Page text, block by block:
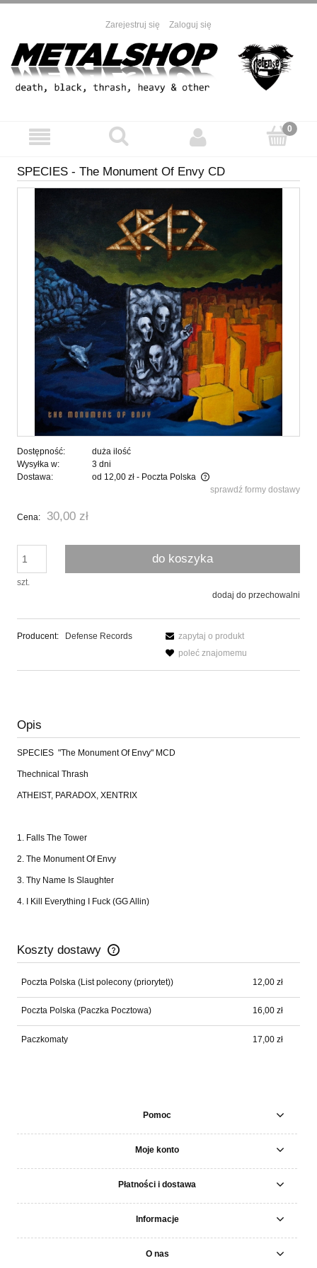
Zarejestruj się Zaloguj się
SPECIES - The Monument Of Envy CD
Dostępność:
duża ilość
Wysyłka w:
3 dni
Dostawa:
od 12,00 zł - Poczta Polska
Cena nie zawiera ewentualnych kosztów płatnościsprawdź formy dostawy
Cena: 30,00 zł
szt.
do koszyka
dodaj do przechowalni
Producent: Defense Records
zapytaj o produkt
poleć znajomemu
Opis
SPECIES "The Monument Of Envy" MCD
Thechnical Thrash
ATHEIST, PARADOX, XENTRIX
1. Falls The Tower
2. The Monument Of Envy
3. Thy Name Is Slaughter
4. I Kill Everything I Fuck (GG Allin)
Koszty dostawy
Cena nie zawiera ewentualnych kosztów płatności
Poczta Polska (List polecony (priorytet)) 12,00 zł
Poczta Polska (Paczka Pocztowa) 16,00 zł
Paczkomaty 17,00 zł
Pomoc
Moje konto
Płatności i dostawa
Informacje
O nas